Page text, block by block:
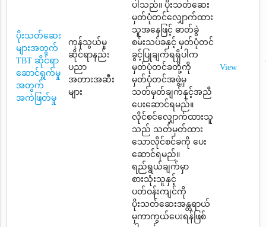
ပိုးသတ်ဆေး
များအတွက်
TBT ဆိုင်ရာ
ဆောင်ရွက်မှု
အတွက်
အကဲဖြတ်မှု
ကုန်သွယ်မှု
ဆိုင်ရာနည်း
ပညာ
အတားအဆီး
များ
ပါသည်။ ပိုးသတ်ဆေး
မှတ်ပုံတင်လျှောက်ထား
သူအနေဖြင့် ဓာတ်ခွဲ
စမ်းသပ်ခနှင့် မှတ်ပုံတင်
ခွင့်ပြုချက်ရရှိပါက
မှတ်ပုံတင်ခတို့ကို
မှတ်ပုံတင်အဖွဲ့မှ
သတ်မှတ်ချက်နှင့်အညီ
ပေးဆောင်ရမည်။
လိုင်စင်လျှောက်ထားသူ
သည် သတ်မှတ်ထား
သောလိုင်စင်ခကို ပေး
ဆောင်ရမည်။
ရည်ရွယ်ချက်မှာ
စားသုံးသူနှင့်
ပတ်ဝန်းကျင်ကို
ပိုးသတ်ဆေးအန္တရာယ်
မှကာကွယ်ပေးရန်ဖြစ်
View